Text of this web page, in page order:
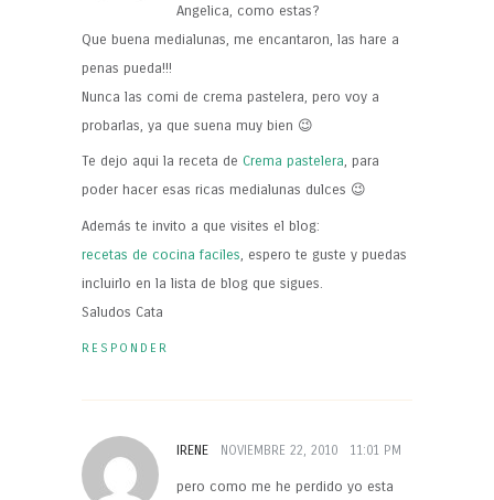
Angelica, como estas?
Que buena medialunas, me encantaron, las hare a
penas pueda!!!
Nunca las comi de crema pastelera, pero voy a
probarlas, ya que suena muy bien 😉
Te dejo aqui la receta de Crema pastelera, para
poder hacer esas ricas medialunas dulces 😉
Además te invito a que visites el blog:
recetas de cocina faciles, espero te guste y puedas
incluirlo en la lista de blog que sigues.
Saludos Cata
RESPONDER
IRENE NOVIEMBRE 22, 2010 11:01 PM
pero como me he perdido yo esta